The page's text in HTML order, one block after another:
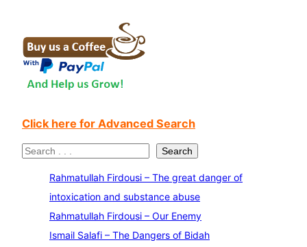
Click here for Advanced Search
S
Search
Rahmatullah Firdousi – The great danger of
intoxication and substance abuse
Rahmatullah Firdousi – Our Enemy
Ismail Salafi – The Dangers of Bidah